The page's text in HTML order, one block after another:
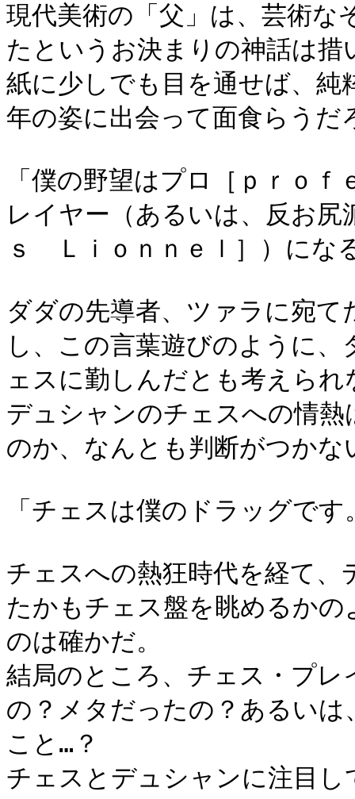
現代美術の「父」は、芸術な
たというお決まりの神話は
紙に少しでも目を通せば、
年の姿に出会って面食らうだ
「僕の野望はプロ［ｐｒｏ
レイヤー（あるいは、反お
ｓ Ｌｉｏｎｎｅｌ］）にな
ダダの先導者、ツァラに宛
し、この言葉遊びのように
ェスに勤しんだとも考えられ
デュシャンのチェスへの情
のか、なんとも判断がつかな
「チェスは僕のドラッグで
チェスへの熱狂時代を経て
たかもチェス盤を眺めるか
のは確かだ。
結局のところ、チェス・プ
の？メタだったの？あるい
こと…？
チェスとデュシャンに注目